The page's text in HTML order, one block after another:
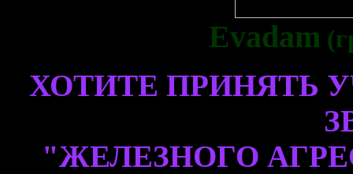
Evadam
ХОТИТЕ ПРИНЯТЬ
"ЖЕЛЕЗНОГО